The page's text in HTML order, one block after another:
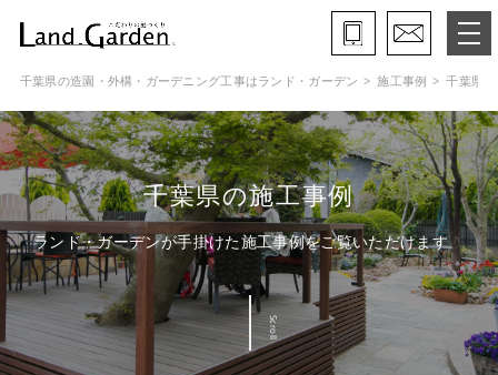
ランド・ガーデンとは
モデルガーデン
施工事例
保証と約束・ご理解いただきたい事
施工の流れ
千葉県の造園・外構・ガーデニング工事はランド・ガーデン 施工事例 千葉県
千葉県の施工事例
ランド・ガーデンが手掛けた施工事例をご覧いただけます
Scroll